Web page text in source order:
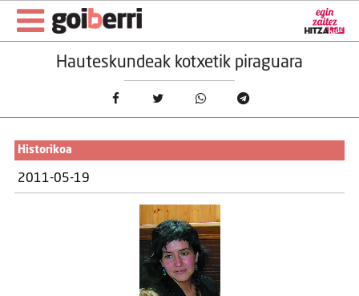
Hauteskundeak kotxetik piraguara
Historikoa
2011-05-19